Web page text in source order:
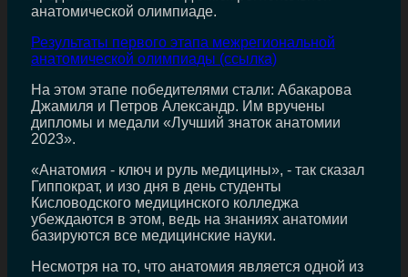
анатомической олимпиаде.
Результаты первого этапа межрегиональной
анатомической олимпиады (ссылка)
На этом этапе победителями стали: Абакарова
Джамиля и Петров Александр. Им вручены
дипломы и медали «Лучший знаток анатомии
2023».
«Анатомия - ключ и руль медицины», - так сказал
Гиппократ, и изо дня в день студенты
Кисловодского медицинского колледжа
убеждаются в этом, ведь на знаниях анатомии
базируются все медицинские науки.
Несмотря на то, что анатомия является одной из